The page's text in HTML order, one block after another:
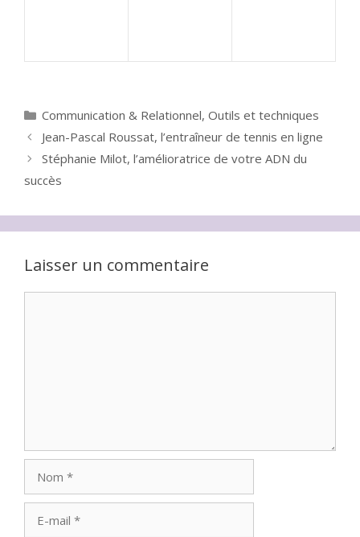
Catégories
Communication & Relationnel, Outils et techniques
Jean-Pascal Roussat, l’entraîneur de tennis en ligne
Stéphanie Milot, l’amélioratrice de votre ADN du
succès
Laisser un commentaire
mail